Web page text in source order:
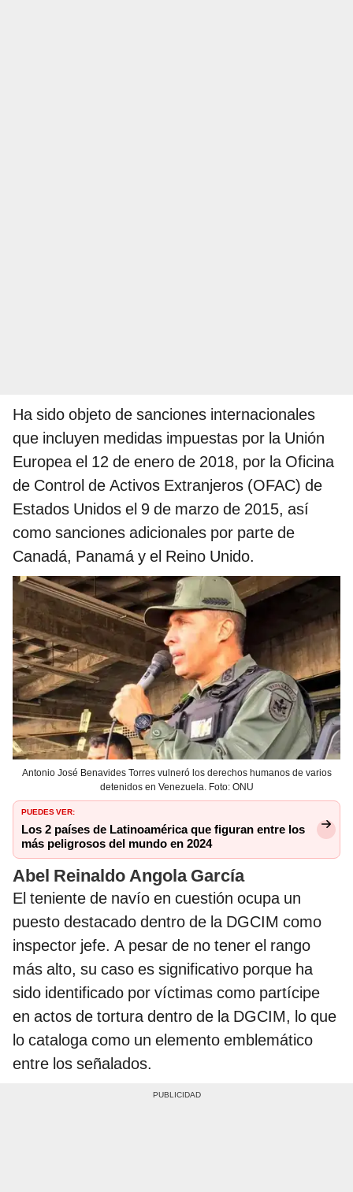
Ha sido objeto de sanciones internacionales
que incluyen medidas impuestas por la Unión
Europea el 12 de enero de 2018, por la Oficina
de Control de Activos Extranjeros (OFAC) de
Estados Unidos el 9 de marzo de 2015, así
como sanciones adicionales por parte de
Canadá, Panamá y el Reino Unido.
Antonio José Benavides Torres vulneró los derechos humanos de varios
detenidos en Venezuela. Foto: ONU
PUEDES VER:
Los 2 países de Latinoamérica que figuran entre los
más peligrosos del mundo en 2024
Abel Reinaldo Angola García
El teniente de navío en cuestión ocupa un
puesto destacado dentro de la DGCIM como
inspector jefe. A pesar de no tener el rango
más alto, su caso es significativo porque ha
sido identificado por víctimas como partícipe
en actos de tortura dentro de la DGCIM, lo que
lo cataloga como un elemento emblemático
entre los señalados.